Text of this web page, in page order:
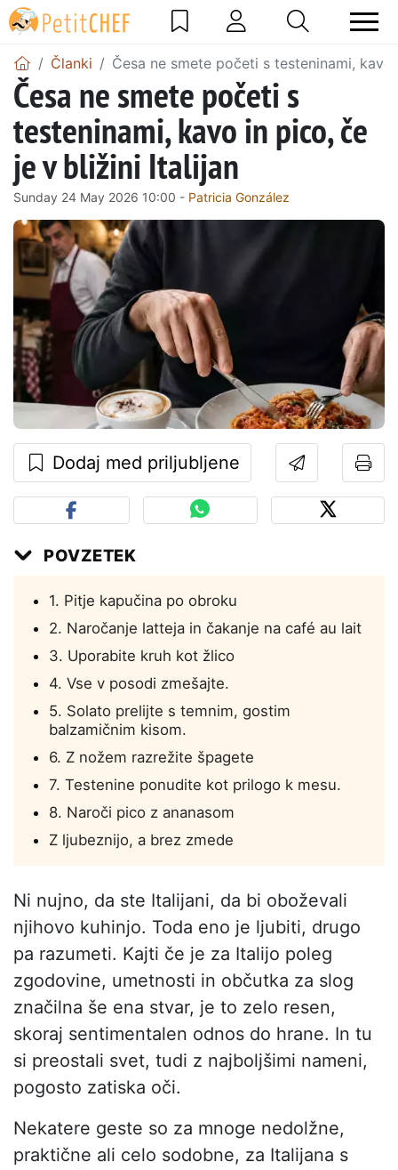
Članki Česa ne smete početi s testeninami,
Česa ne smete početi s
testeninami, kavo in pico, če
je v bližini Italijan
Sunday 24 May 2026 10:00 - Patricia González
Dodaj med priljubljene
POVZETEK
1. Pitje kapučina po obroku
2. Naročanje latteja in čakanje na café au lait
3. Uporabite kruh kot žlico
4. Vse v posodi zmešajte.
5. Solato prelijte s temnim, gostim
balzamičnim kisom.
6. Z nožem razrežite špagete
7. Testenine ponudite kot prilogo k mesu.
8. Naroči pico z ananasom
Z ljubeznijo, a brez zmede
Ni nujno, da ste Italijani, da bi oboževali
njihovo kuhinjo. Toda eno je ljubiti, drugo
pa razumeti. Kajti če je za Italijo poleg
zgodovine, umetnosti in občutka za slog
značilna še ena stvar, je to zelo resen,
skoraj sentimentalen odnos do hrane. In tu
si preostali svet, tudi z najboljšimi nameni,
pogosto zatiska oči.
Nekatere geste so za mnoge nedolžne,
praktične ali celo sodobne, za Italijana s